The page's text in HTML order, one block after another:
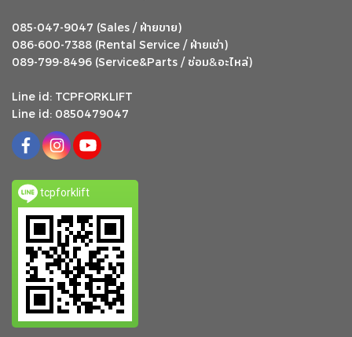
085-047-9047 (Sales / ฝ่ายขาย)
086-600-7388 (Rental Service / ฝ่ายเช่า)
089-799-8496 (Service&Parts / ซ่อม&อะไหล่)
Line id: TCPFORKLIFT
Line id: 0850479047
tcpforklift